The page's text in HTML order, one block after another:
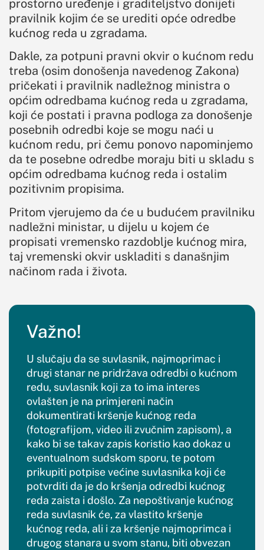
prostorno uređenje i graditeljstvo donijeti
pravilnik kojim će se urediti opće odredbe
kućnog reda u zgradama.
Dakle, za potpuni pravni okvir o kućnom redu
treba (osim donošenja navedenog Zakona)
pričekati i pravilnik nadležnog ministra o
općim odredbama kućnog reda u zgradama,
koji će postati i pravna podloga za donošenje
posebnih odredbi koje se mogu naći u
kućnom redu, pri čemu ponovo napominjemo
da te posebne odredbe moraju biti u skladu s
općim odredbama kućnog reda i ostalim
pozitivnim propisima.
Pritom vjerujemo da će u budućem pravilniku
nadležni ministar, u dijelu u kojem će
propisati vremensko razdoblje kućnog mira,
taj vremenski okvir uskladiti s današnjim
načinom rada i života.
Važno!
U slučaju da se suvlasnik, najmoprimac i
drugi stanar ne pridržava odredbi o kućnom
redu, suvlasnik koji za to ima interes
ovlašten je na primjereni način
dokumentirati kršenje kućnog reda
(fotografijom, video ili zvučnim zapisom), a
kako bi se takav zapis koristio kao dokaz u
eventualnom sudskom sporu, te potom
prikupiti potpise većine suvlasnika koji će
potvrditi da je do kršenja odredbi kućnog
reda zaista i došlo. Za nepoštivanje kućnog
reda suvlasnik će, za vlastito kršenje
kućnog reda, ali i za kršenje najmoprimca i
drugog stanara u svom stanu, biti obvezan